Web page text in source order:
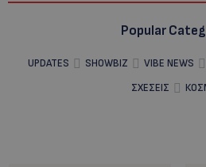
Popular
UPDATES SHOWBIZ VIBE NEWS
ΣΧΕΣΕΙΣ